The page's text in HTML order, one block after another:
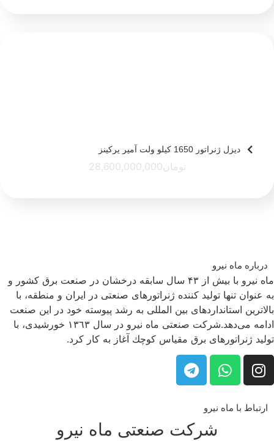
دیزل ژنراتور 1650 کیلو ولت آمپر پرکینز
تومان28,600,000,000
درباره ماه نیرو
ماه نیرو با بیش از ۴۳ سال سابقه درخشان در صنعت برق كشور و
به عنوان تنها تولید كننده ژنراتورهای صنعتی در ایران و منطقه، با
بالاترین استانداردهای بین المللی به رشد پیوسته خود در این صنعت
ادامه می‌دهد.شركت صنعتی ماه نیرو در سال ١٣٦٣ خورشیدی، با
تولید ژنراتورهای برق مقیاس كوچك آغاز به كار كرد.
ارتباط با ماه نیرو
شرکت صنعتی ماه نیرو